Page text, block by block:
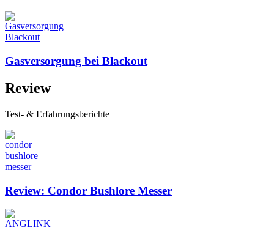
Gasversorgung bei Blackout
Review
Test- & Erfahrungsberichte
Review: Condor Bushlore Messer